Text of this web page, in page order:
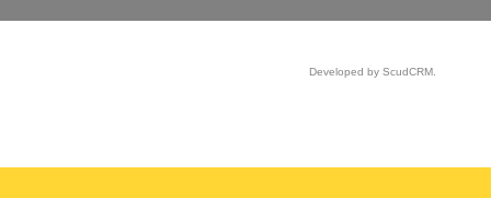
Developed by ScudCRM.